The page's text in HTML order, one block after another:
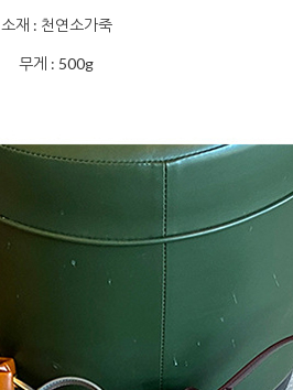
소재 : 천연소가죽
무게 : 500g